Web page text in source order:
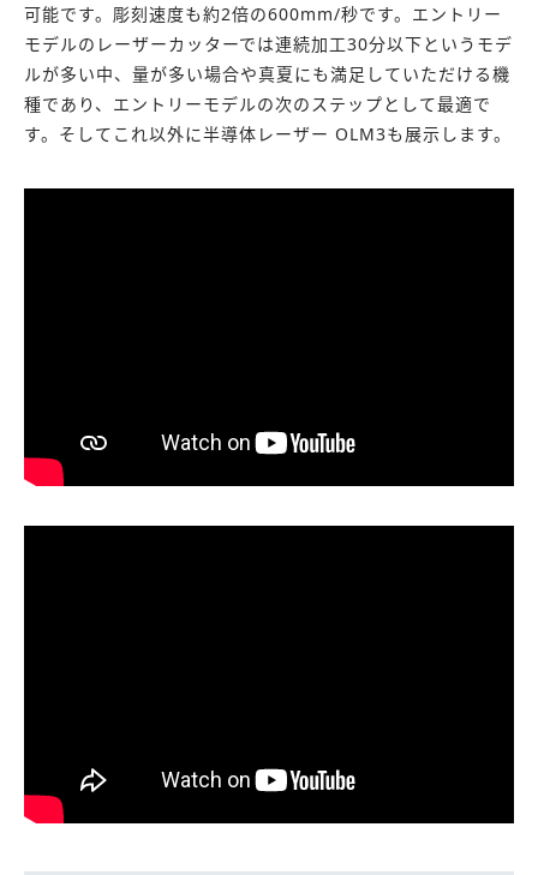
可能です。彫刻速度も約2倍の600mm/秒です。エントリー
モデルのレーザーカッターでは連続加工30分以下というモデ
ルが多い中、量が多い場合や真夏にも満足していただける機
種であり、エントリーモデルの次のステップとして最適で
す。そしてこれ以外に半導体レーザー OLM3も展示します。